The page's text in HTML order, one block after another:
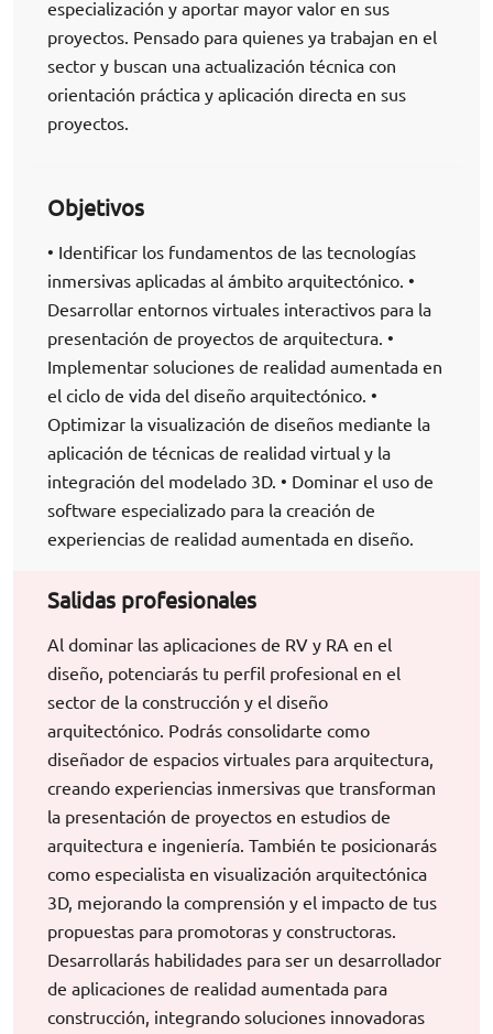
especialización y aportar mayor valor en sus
proyectos. Pensado para quienes ya trabajan en el
sector y buscan una actualización técnica con
orientación práctica y aplicación directa en sus
proyectos.
Objetivos
• Identificar los fundamentos de las tecnologías
inmersivas aplicadas al ámbito arquitectónico. •
Desarrollar entornos virtuales interactivos para la
presentación de proyectos de arquitectura. •
Implementar soluciones de realidad aumentada en
el ciclo de vida del diseño arquitectónico. •
Optimizar la visualización de diseños mediante la
aplicación de técnicas de realidad virtual y la
integración del modelado 3D. • Dominar el uso de
software especializado para la creación de
experiencias de realidad aumentada en diseño.
Salidas profesionales
Al dominar las aplicaciones de RV y RA en el
diseño, potenciarás tu perfil profesional en el
sector de la construcción y el diseño
arquitectónico. Podrás consolidarte como
diseñador de espacios virtuales para arquitectura,
creando experiencias inmersivas que transforman
la presentación de proyectos en estudios de
arquitectura e ingeniería. También te posicionarás
como especialista en visualización arquitectónica
3D, mejorando la comprensión y el impacto de tus
propuestas para promotoras y constructoras.
Desarrollarás habilidades para ser un desarrollador
de aplicaciones de realidad aumentada para
construcción, integrando soluciones innovadoras